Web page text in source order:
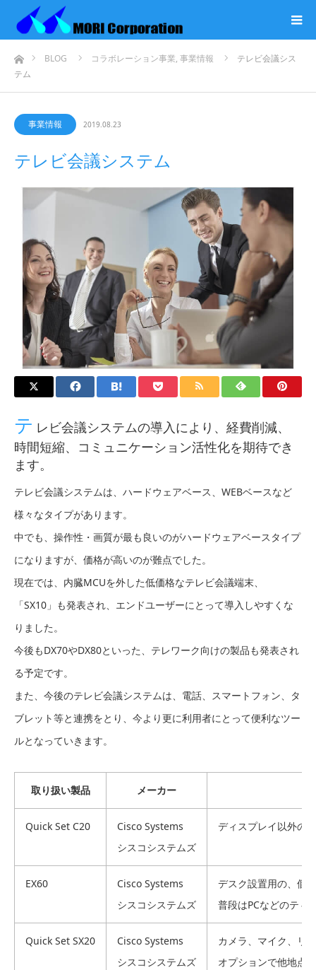
ホームBLOG コラボレーション事業, 事業情報
テレビ会議シス
テム
事業情報 2019.08.23
テレビ会議システム
テ レビ会議システムの導入により、経費削減、
時間短縮、コミュニケーション活性化を期待でき
ます。
テレビ会議システムは、ハードウェアベース、WEBベースなど
様々なタイプがあります。
中でも、操作性・画質が最も良いのがハードウェアベースタイプ
になりますが、価格が高いのが難点でした。
現在では、内臓MCUを外した低価格なテレビ会議端末、
「SX10」も発表され、エンドユーザーにとって導入しやすくな
りました。
今後もDX70やDX80といった、テレワーク向けの製品も発表され
る予定です。
また、今後のテレビ会議システムは、電話、スマートフォン、タ
ブレット等と連携をとり、今より更に利用者にとって便利なツー
ルとなっていきます。
取り扱い製品 メーカー
Quick Set C20
Cisco Systems
シスコシステムズ
ディスプレイ以外の
EX60
Cisco Systems
シスコシステムズ
デスク設置用の、個
普段はPCなどのティ
Quick Set SX20
Cisco Systems
シスコシステムズ
カメラ、マイク、リ
オプションで他地点